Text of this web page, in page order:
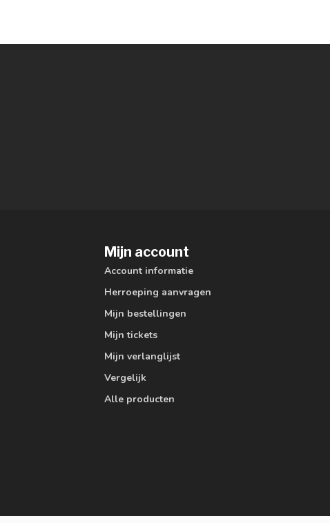
Mijn account
Account informatie
Herroeping aanvragen
Mijn bestellingen
Mijn tickets
Mijn verlanglijst
Vergelijk
Alle producten